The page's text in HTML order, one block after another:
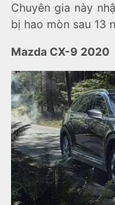
Chuyên gia này
bị hao mòn sau 13
Mazda CX-9 2020